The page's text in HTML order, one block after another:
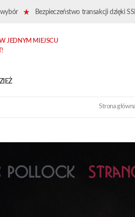
Bezpieczeństwo transakcji dzięki
JEDNYM MIEJSCU
Strona